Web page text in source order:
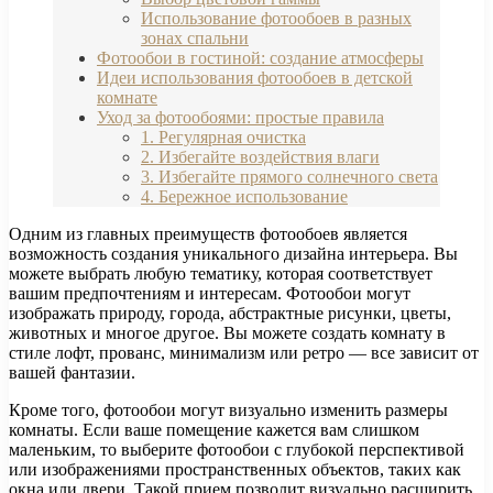
Использование фотообоев в разных
зонах спальни
Фотообои в гостиной: создание атмосферы
Идеи использования фотообоев в детской
комнате
Уход за фотообоями: простые правила
1. Регулярная очистка
2. Избегайте воздействия влаги
3. Избегайте прямого солнечного света
4. Бережное использование
Одним из главных преимуществ фотообоев является
возможность создания уникального дизайна интерьера. Вы
можете выбрать любую тематику, которая соответствует
вашим предпочтениям и интересам. Фотообои могут
изображать природу, города, абстрактные рисунки, цветы,
животных и многое другое. Вы можете создать комнату в
стиле лофт, прованс, минимализм или ретро — все зависит от
вашей фантазии.
Кроме того, фотообои могут визуально изменить размеры
комнаты. Если ваше помещение кажется вам слишком
маленьким, то выберите фотообои с глубокой перспективой
или изображениями пространственных объектов, таких как